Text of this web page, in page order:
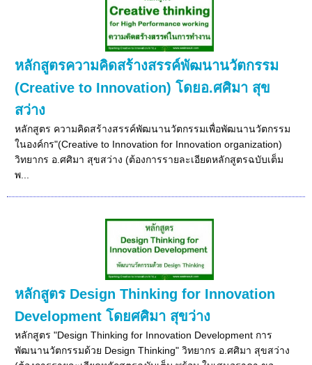
หลักสูตรความคิดสร้างสรรค์พัฒนานวัตกรรม
(Creative to Innovation) โดยอ.ศศิมา สุข
สว่าง
หลักสูตร ความคิดสร้างสรรค์พัฒนานวัตกรรมเพื่อพัฒนานวัตกรรม
ในองค์กร"(Creative to Innovation for Innovation organization)
วิทยากร อ.ศศิมา สุขสว่าง (ต้องการรายละเอียดหลักสูตรฉบับเต็ม
พ...
หลักสูตร Design Thinking for Innovation
Development โดยศศิมา สุขว่าง
หลักสูตร "Design Thinking for Innovation Development การ
พัฒนานวัตกรรมด้วย Design Thinking" วิทยากร อ.ศศิมา สุขสว่าง